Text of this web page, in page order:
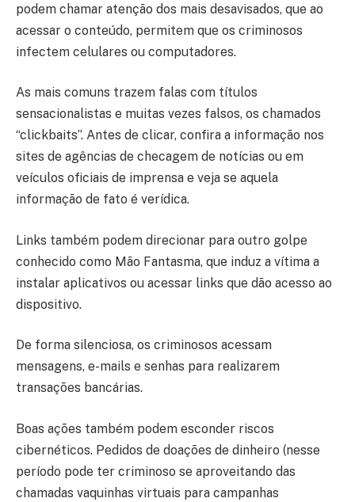
podem chamar atenção dos mais desavisados, que ao
acessar o conteúdo, permitem que os criminosos
infectem celulares ou computadores.
As mais comuns trazem falas com títulos
sensacionalistas e muitas vezes falsos, os chamados
“clickbaits”. Antes de clicar, confira a informação nos
sites de agências de checagem de notícias ou em
veículos oficiais de imprensa e veja se aquela
informação de fato é verídica.
Links também podem direcionar para outro golpe
conhecido como Mão Fantasma, que induz a vítima a
instalar aplicativos ou acessar links que dão acesso ao
dispositivo.
De forma silenciosa, os criminosos acessam
mensagens, e-mails e senhas para realizarem
transações bancárias.
Boas ações também podem esconder riscos
cibernéticos. Pedidos de doações de dinheiro (nesse
período pode ter criminoso se aproveitando das
chamadas vaquinhas virtuais para campanhas